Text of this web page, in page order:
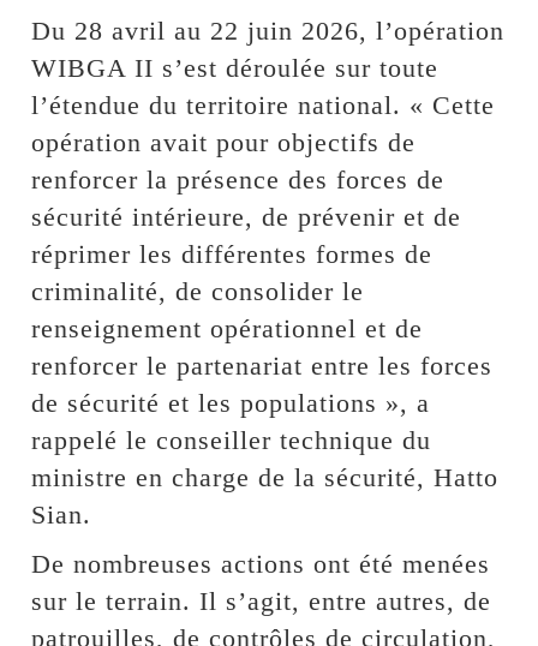
Du 28 avril au 22 juin 2026, l’opération
WIBGA II s’est déroulée sur toute
l’étendue du territoire national. « Cette
opération avait pour objectifs de
renforcer la présence des forces de
sécurité intérieure, de prévenir et de
réprimer les différentes formes de
criminalité, de consolider le
renseignement opérationnel et de
renforcer le partenariat entre les forces
de sécurité et les populations », a
rappelé le conseiller technique du
ministre en charge de la sécurité, Hatto
Sian.
De nombreuses actions ont été menées
sur le terrain. Il s’agit, entre autres, de
patrouilles, de contrôles de circulation,